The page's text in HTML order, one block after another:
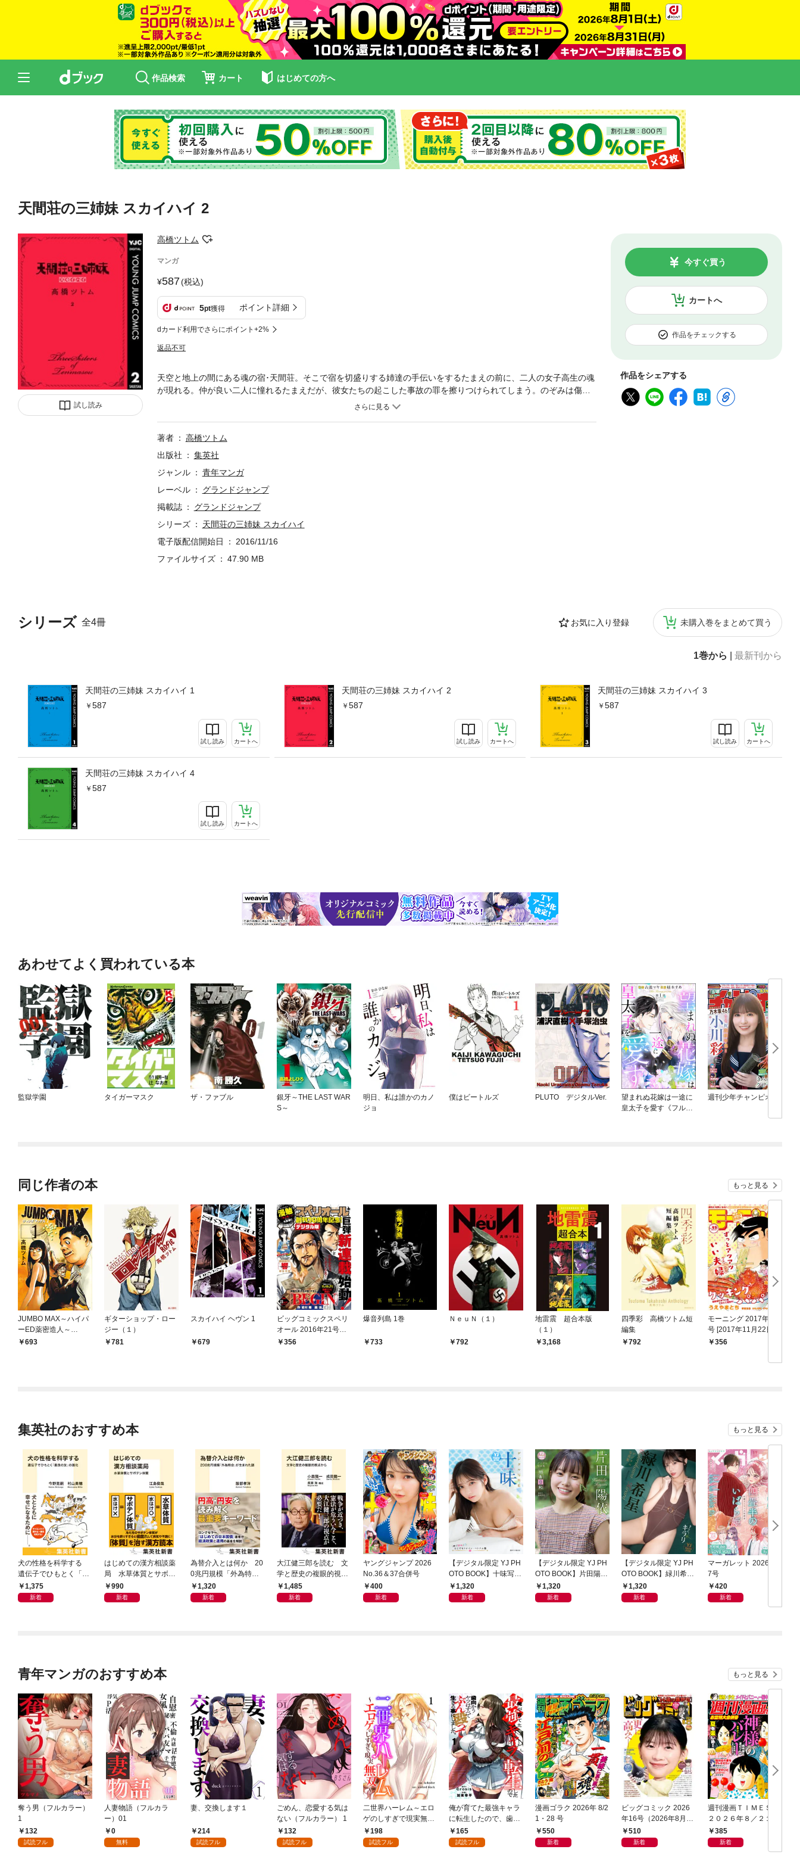
作品検索 カート はじめての方へ
天間荘の三姉妹 スカイハイ 2
試し読み
高橋ツトム
マンガ
587(税込)
5pt獲得 ポイント詳細
dカード利用でさらにポイント+2%
返品不可
カートへ
今すぐ買う
作品をチェックする
作品をシェアする
シリーズ 全4冊 お気に入り登録 未購入巻をまとめて買う
1巻から 最新刊から
天間荘の三姉妹 スカイハイ 1
587
試し読み カートへ
天間荘の三姉妹 スカイハイ 2
587
試し読み カートへ
天間荘の三姉妹 スカイハイ 3
587
試し読み カートへ
天間荘の三姉妹 スカイハイ 4
587
試し読み カートへ
天空と地上の間にある魂の宿･天間荘。そこで宿を切盛りする姉達の手伝いをするたまえの前に、二人の女子高生の魂
が現れる。仲が良い二人に憧れるたまえだが、彼女たちの起こした事故の罪を擦りつけられてしまう。のぞみは傷つ
いたたまえを守ろうと、彼女たちの嘘を暴こうとするが…。
著者
高橋ツトム
出版社
集英社
ジャンル
青年マンガ
レーベル
グランドジャンプ
掲載誌
グランドジャンプ
シリーズ
天間荘の三姉妹 スカイハイ
電子版配信開始日
2016/11/16
ファイルサイズ
47.90 MB
あわせてよく買われている本
監獄学園 タイガーマスク ザ・ファブル
銀牙～THE LAST WAR
S～
明日、私は誰かのカノ
ジョ
僕はビートルズ PLUTO デジタルVer.
望まれぬ花嫁は一途に
皇太子を愛す《フルカ
週刊少年チャンピオン
同じ作者の本 もっと見る
JUMBO MAX～ハイパ
ーED薬密造人～
（１）
693
ギターショップ・ロー
ジー（１）
781
スカイハイ ヘヴン 1
679
ビッグコミックスペリ
オール 2016年21号（2
016年10月14日発売）
356
爆音列島 1巻
733
ＮｅｕＮ（１）
792
地雷震 超合本版
（１）
3,168
四季彩 高橋ツトム短
編集
792
モーニング 2017年52
号 [2017年11月22日発
売]356
集英社のおすすめ本 もっと見る
犬の性格を科学する
遺伝子でひもとく「最
良の友」の進化
1,375
新着
はじめての漢方相談薬
局 水草体質とサボテ
ン体質
990
新着
為替介入とは何か 20
0兆円規模「外為特
会」が生まれた謎
1,320
新着
大江健三郎を読む 文
学と歴史の複眼的視点
から1,485
新着
ヤングジャンプ 2026
No.36＆37合併号
400
新着
【デジタル限定 YJ PH
OTO BOOK】十味写真
集「続・『ぽみ』！？
どこでもトレイン・ベ
1,320
新着
【デジタル限定 YJ PH
OTO BOOK】片田陽依
写真集「羽色日和」
1,320
新着
【デジタル限定 YJ PH
OTO BOOK】緑川希星
写真集「きらら、キラ
リ」
1,320
新着
マーガレット 2026年1
7号
420
新着
青年マンガのおすすめ本 もっと見る
奪う男（フルカラー）
1
132
試読フル
人妻物語（フルカラ
ー）01
0
無料
妻、交換します１
214
試読フル
ごめん、恋愛する気は
ない（フルカラー） 1
132
試読フル
二世界ハーレム～エロ
ゲのしすぎで現実無双
～１198
試読フル
俺が育てた最強キャラ
に転生したので、歯向
かうヤツはすべてぶん
殴って生きる事にしま
165
試読フル
漫画ゴラク 2026年 8/2
1・28 号
550
新着
ビッグコミック 2026
年16号（2026年8月7
日発売）
510
新着
週刊漫画ＴＩＭＥＳ
２０２６年８／２１・
２８合併号
385
新着